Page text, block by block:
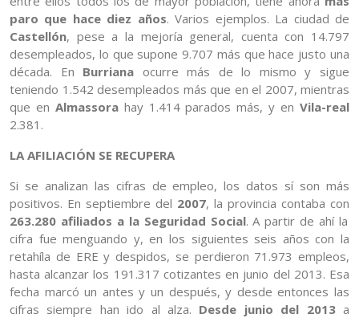
paro que hace diez años. Varios ejemplos. La ciudad de
Castellón, pese a la mejoría general, cuenta con 14.797
desempleados, lo que supone 9.707 más que hace justo una
década. En Burriana ocurre más de lo mismo y sigue
teniendo 1.542 desempleados más que en el 2007, mientras
que en Almassorahay 1.414 parados más, y enVila-real
2.381.
LA AFILIACIÓN SE RECUPERA
Si se analizan las cifras de empleo, los datos sí son más
positivos. En septiembre del 2007, la provincia contaba con
263.280 afiliados a la Seguridad Social. A partir de ahí la
cifra fue menguando y, en los siguientes seis años con la
retahíla de ERE y despidos, se perdieron 71.973 empleos,
hasta alcanzar los 191.317 cotizantes en junio del 2013. Esa
fecha marcó un antes y un después, y desde entonces las
cifras siempre han ido al alza. Desde junio del 2013a